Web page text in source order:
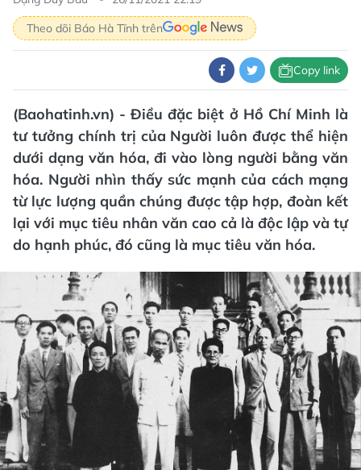
Theo dõi Báo Hà Tĩnh trên
Copy link
(Baohatinh.vn) - Điều đặc biệt ở Hồ Chí Minh là
tư tưởng chính trị của Người luôn được thể hiện
dưới dạng văn hóa, đi vào lòng người bằng văn
hóa. Người nhìn thấy sức mạnh của cách mạng
từ lực lượng quần chúng được tập hợp, đoàn kết
lại với mục tiêu nhân văn cao cả là độc lập và tự
do hạnh phúc, đó cũng là mục tiêu văn hóa.